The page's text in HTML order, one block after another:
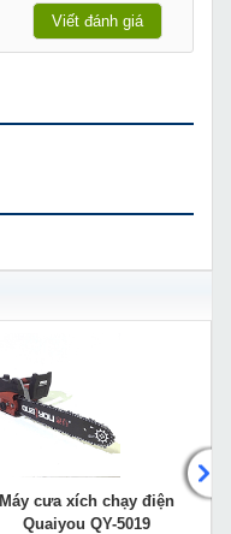
Viết đánh giá
Máy cưa xích chạy điện
Quaiyou QY-5019